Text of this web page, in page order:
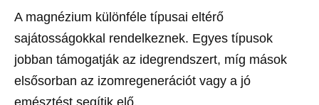
A magnézium különféle típusai eltérő
sajátosságokkal rendelkeznek. Egyes típusok
jobban támogatják az idegrendszert, míg mások
elsősorban az izomregenerációt vagy a jó
emésztést segítik elő.